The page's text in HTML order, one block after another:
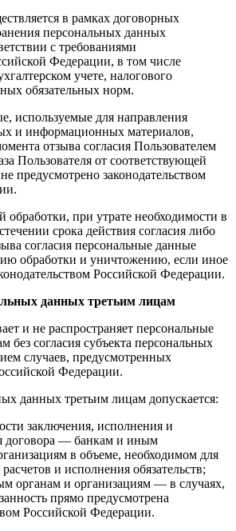
в рамках договорных
персональных данных
с требованиями
Федерации, в том числе
учете, налогового
обязательных норм.
используемые для направления
и информационных материалов,
отзыва согласия Пользователем
Пользователя от соответствующей
предусмотрено законодательством
при утрате необходимости в
срока действия согласия либо
согласия персональные данные
обработки и уничтожению, если иное
Российской Федерации.
данных третьим лицам
и не распространяет персональные
без согласия субъекта персональных
случаев, предусмотренных
Федерации.
данных третьим лицам допускается:
заключения, исполнения и
договора — банкам и иным
в объеме, необходимом для
и исполнения обязательств;
органам и организациям — в случаях,
прямо предусмотрена
Российской Федерации.